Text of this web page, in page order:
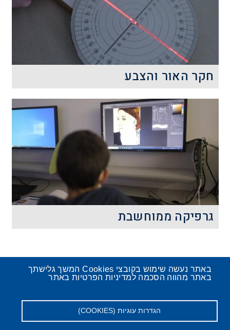
קרא עוד
אור וצבע הם תופעות שאנו פוגשים בכל
רגע. האם אנחנו מכירים אותם? מה נראה
דרך משקפי הפלא שמבלבלים אותנו
והופכים את התמונה שהעין קולטת?
קרא עוד
חקר האור והצבע
ביותר? בעזרת גרפיקה ממוחשבת ועיצוב
גרפי כמובן.
גרפיקה ממוחשבת
באתר נעשה שימוש בקובצי Cookies המשך גלישתך
באתר מהווה הסכמה למדיניות הפרטיות באתר
הגדרות עוגיות (COOKIES)